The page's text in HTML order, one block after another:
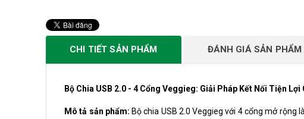
CHI TIẾT SẢN PHẨM ĐÁNH GIÁ SẢN PHẨM
Bộ Chia USB 2.0 - 4 Cổng Veggieg: Giải Pháp Kết Nối Tiện
Mô tả sản phẩm: Bộ chia USB 2.0 Veggieg với 4 cổng mở rộng